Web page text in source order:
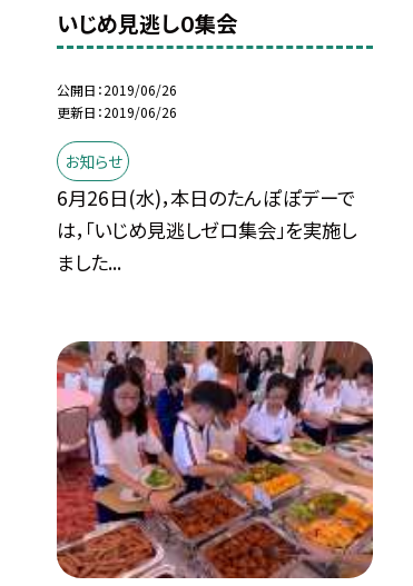
いじめ見逃し０集会
公開日 2019/06/26
更新日 2019/06/26
お知らせ
6月26日(水)，本日のたんぽぽデーで
は，「いじめ見逃しゼロ集会」を実施し
ました...